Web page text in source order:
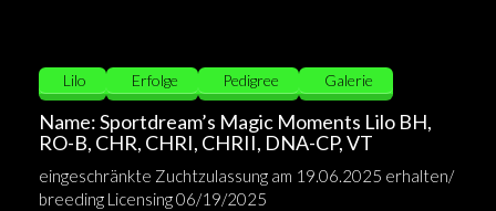
Lilo Steckbrief
Lilo Erfolge Pedigree Galerie
Name: Sportdream’s Magic Moments Lilo BH,
RO-B, CHR, CHRI, CHRII, DNA-CP, VT
eingeschränkte Zuchtzulassung am 19.06.2025 erhalten/
breeding Licensing 06/19/2025